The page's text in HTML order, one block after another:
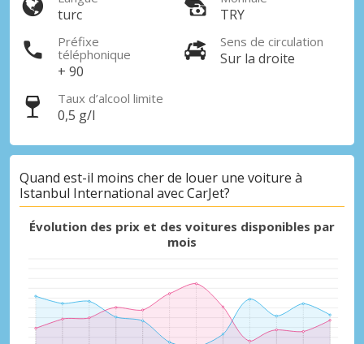
turc TRY
Préfixe
téléphonique
+ 90
Sens de circulation
Sur la droite
Taux d’alcool limite
0,5 g/l
Quand est-il moins cher de louer une voiture à
Istanbul International avec CarJet?
Évolution des prix et des voitures disponibles par
mois
Promotions spéciales
Accédez à toutes vos réservations en un
Se connecter avec eLink